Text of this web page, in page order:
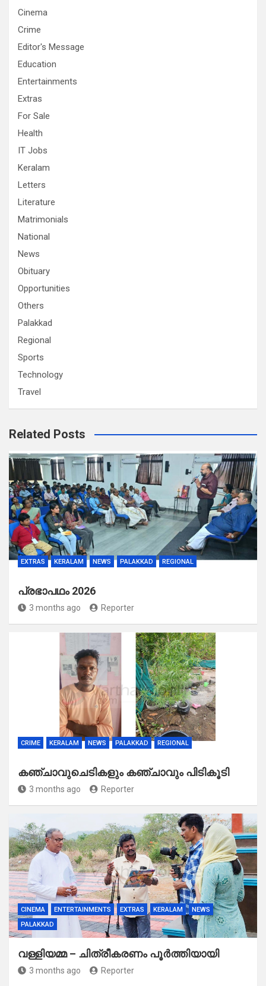
Cinema
Crime
Editor's Message
Education
Entertainments
Extras
For Sale
Health
IT Jobs
Keralam
Letters
Literature
Matrimonials
National
News
Obituary
Opportunities
Others
Palakkad
Regional
Sports
Technology
Travel
Related Posts
EXTRAS KERALAM NEWS PALAKKAD REGIONAL
പ്രഭാപഥം 2026
3 months ago Reporter
CRIME KERALAM NEWS PALAKKAD REGIONAL
കഞ്ചാവുചെടികളും കഞ്ചാവും പിടികൂടി
3 months ago Reporter
CINEMA ENTERTAINMENTS EXTRAS KERALAM
NEWS
PALAKKAD
വള്ളിയമ്മ – ചിത്രീകരണം പൂർത്തിയായി
3 months ago Reporter